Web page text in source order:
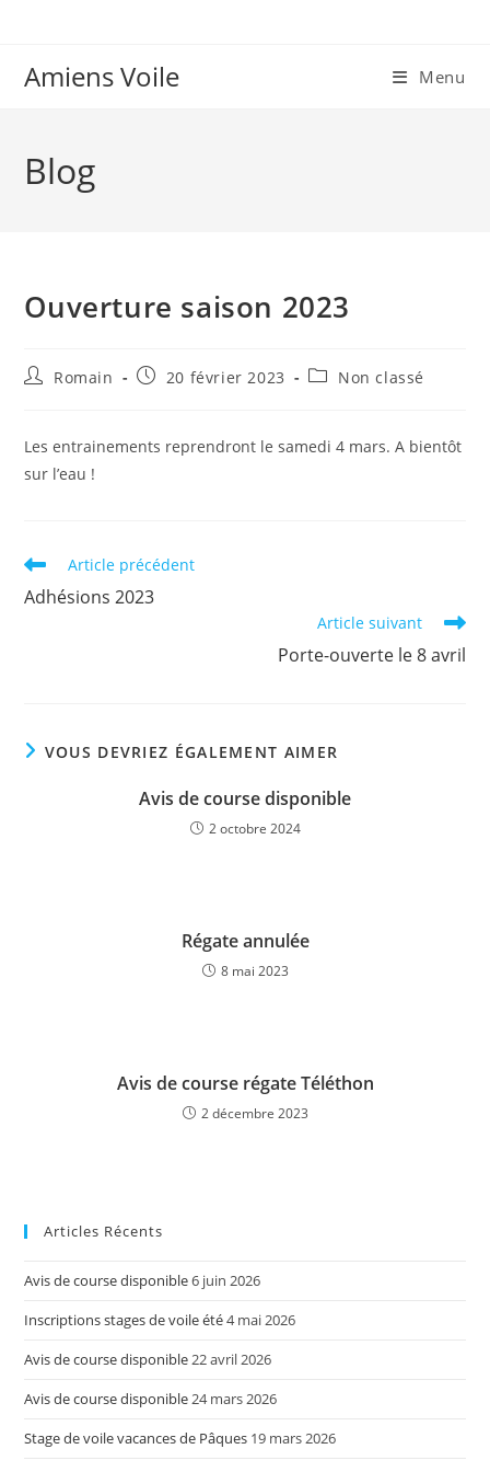
contentAmiens Voile Menu
Blog
Ouverture saison 2023
Auteur/autrice
publication :
Romain
Publication
20 février 2023
PostNon classé
Les entrainements reprendront le samedi 4 mars. A bientôt
sur l’eau !
Read
more
articles
Article précédent
Adhésions 2023
Article suivant
Porte-ouverte le 8 avril
VOUS DEVRIEZ ÉGALEMENT AIMER
Avis de course disponible
2 octobre 2024
Régate annulée
8 mai 2023
Avis de course régate Téléthon
2 décembre 2023
Articles Récents
Avis de course disponible6 juin 2026
Inscriptions stages de voile été4 mai 2026
Avis de course disponible22 avril 2026
Avis de course disponible24 mars 2026
Stage de voile vacances de Pâques 19 mars 2026